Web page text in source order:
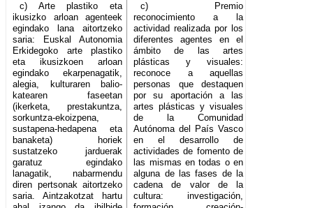
c) Arte plastiko eta
ikusizko arloan agenteek
egindako lana aitortzeko
saria: Euskal Autonomia
Erkidegoko arte plastiko
eta ikusizkoen arloan
egindako ekarpenagatik,
alegia, kulturaren balio-
katearen faseetan
(ikerketa, prestakuntza,
sorkuntza-ekoizpena,
sustapena-hedapena eta
banaketa) horiek
sustatzeko jarduerak
garatuz egindako
lanagatik, nabarmendu
diren pertsonak aitortzeko
saria. Aintzakotzat hartu
c) Premio
reconocimiento a la
actividad realizada por los
diferentes agentes en el
ámbito de las artes
plásticas y visuales:
reconoce a aquellas
personas que destaquen
por su aportación a las
artes plásticas y visuales
de la Comunidad
Autónoma del País Vasco
en el desarrollo de
actividades de fomento de
las mismas en todas o en
alguna de las fases de la
cadena de valor de la
cultura: investigación,